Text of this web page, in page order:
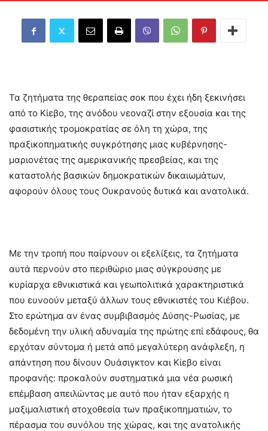
Τα ζητήματα της θεραπείας σοκ που έχει ήδη ξεκινήσει
από το Κίεβο, της ανόδου νεοναζί στην εξουσία και της
φασιστικής τρομοκρατίας σε όλη τη χώρα, της
πραξικοπηματικής συγκρότησης μιας κυβέρνησης-
μαριονέτας της αμερικανικής πρεσβείας, και της
καταστολής βασικών δημοκρατικών δικαιωμάτων,
αφορούν όλους τους Ουκρανούς δυτικά και ανατολικά.
Με την τροπή που παίρνουν οι εξελίξεις, τα ζητήματα
αυτά περνούν στο περιθώριο μιας σύγκρουσης με
κυρίαρχα εθνικιστικά και γεωπολιτικά χαρακτηριστικά
που ευνοούν μεταξύ άλλων τους εθνικιστές του Κιέβου.
Στο ερώτημα αν ένας συμβιβασμός Δύσης-Ρωσίας, με
δεδομένη την υλική αδυναμία της πρώτης επί εδάφους, θα
ερχόταν σύντομα ή μετά από μεγαλύτερη ανάφλεξη, η
απάντηση που δίνουν Ουάσιγκτον και Κίεβο είναι
προφανής: προκαλούν συστηματικά μια νέα ρωσική
επέμβαση απειλώντας με αυτό που ήταν εξαρχής η
μαξιμαλιστική στοχοθεσία των πραξικοπηματιών, το
πέρασμα του συνόλου της χώρας, και της ανατολικής